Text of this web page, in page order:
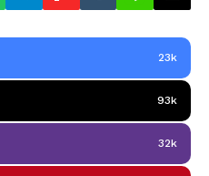
23k
93k
32k